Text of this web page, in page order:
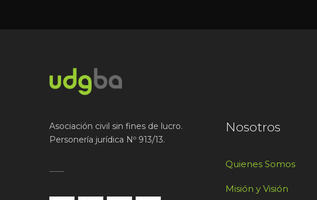
Asociación civil sin fines de lucro.
Personería jurídica Nº 913/13.
Nosotros
Quienes Somos
Misión y Visión